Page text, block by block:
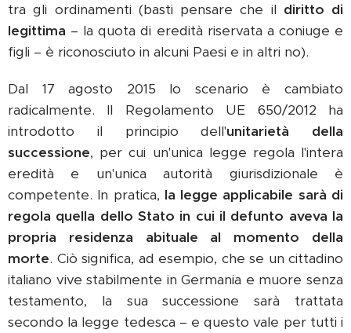
tra gli ordinamenti (basti pensare che il diritto di
legittima – la quota di eredità riservata a coniuge e
figli – è riconosciuto in alcuni Paesi e in altri no).
Dal 17 agosto 2015 lo scenario è cambiato
radicalmente. Il Regolamento UE 650/2012 ha
introdotto il principio dell'unitarietà della
successione, per cui un'unica legge regola l'intera
eredità e un'unica autorità giurisdizionale è
competente. In pratica, la legge applicabile sarà di
regola quella dello Stato in cui il defunto aveva la
propria residenza abituale al momento della
morte. Ciò significa, ad esempio, che se un cittadino
italiano vive stabilmente in Germania e muore senza
testamento, la sua successione sarà trattata
secondo la legge tedesca – e questo vale per tutti i